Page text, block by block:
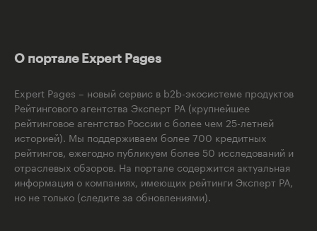
О портале Expert Pages
Expert Pages – новый сервис в b2b-экосистеме продуктов
Рейтингового агентства Эксперт РА (крупнейшее
рейтинговое агентство России с более чем 25-летней
историей). Мы поддерживаем более 700 кредитных
рейтингов, ежегодно публикуем более 50 исследований и
отраслевых обзоров. На портале содержится актуальная
информация о компаниях, имеющих рейтинги Эксперт РА,
но не только (следите за обновлениями).